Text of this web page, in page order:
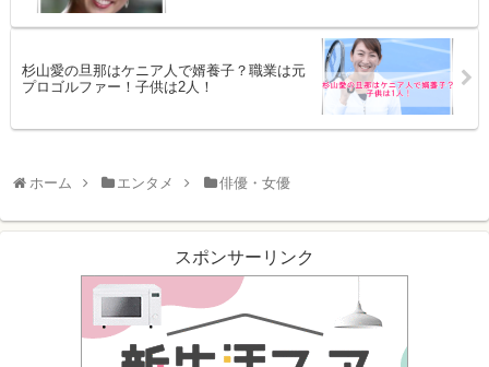
杉山愛の旦那はケニア人で婿養子？職業は元
プロゴルファー！子供は2人！
ホーム エンタメ 俳優・女優
スポンサーリンク